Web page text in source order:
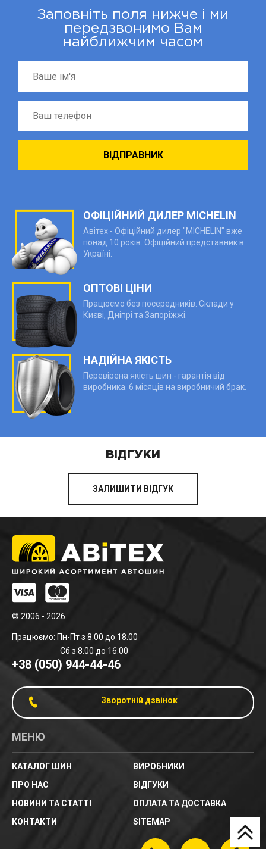
Заповніть поля нижче і ми
передзвонимо Вам
найближчим часом
ОФІЦІЙНИЙ ДИЛЕР MICHELIN
Авітех - Офіційний дилер "MICHELIN" вже
понад 10 років. Офіційний представник в
Україні.
ОПТОВІ ЦІНИ
Працюємо без посередників. Склади у
Києві, Дніпрі та Запоріжжі.
НАДІЙНА ЯКІСТЬ
Перевірена якість шин - гарантія від
виробника. 6 місяців на виробничий брак.
ВІДГУКИ
ЗАЛИШИТИ ВІДГУК
© 2006 - 2026
Працюємо: Пн-Пт з 8.00 до 18.00
Сб з 8.00 до 16.00
+38 (050) 944-44-46
Зворотній дзвінок
МЕНЮ
КАТАЛОГ ШИН
ВИРОБНИКИ
ПРО НАС
ВІДГУКИ
НОВИНИ ТА СТАТТІ
ОПЛАТА ТА ДОСТАВКА
КОНТАКТИ
SITEMAP